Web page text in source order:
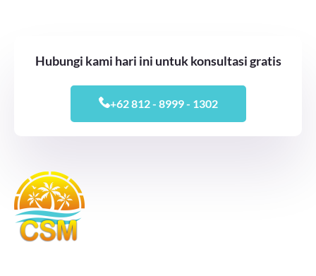
Hubungi kami hari ini untuk konsultasi gratis
+62 812 - 8999 - 1302